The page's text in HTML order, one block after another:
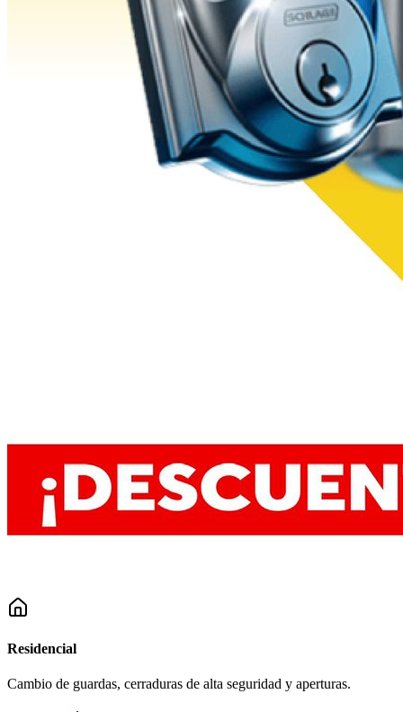
Residencial
Cambio de guardas, cerraduras de alta seguridad y aperturas.